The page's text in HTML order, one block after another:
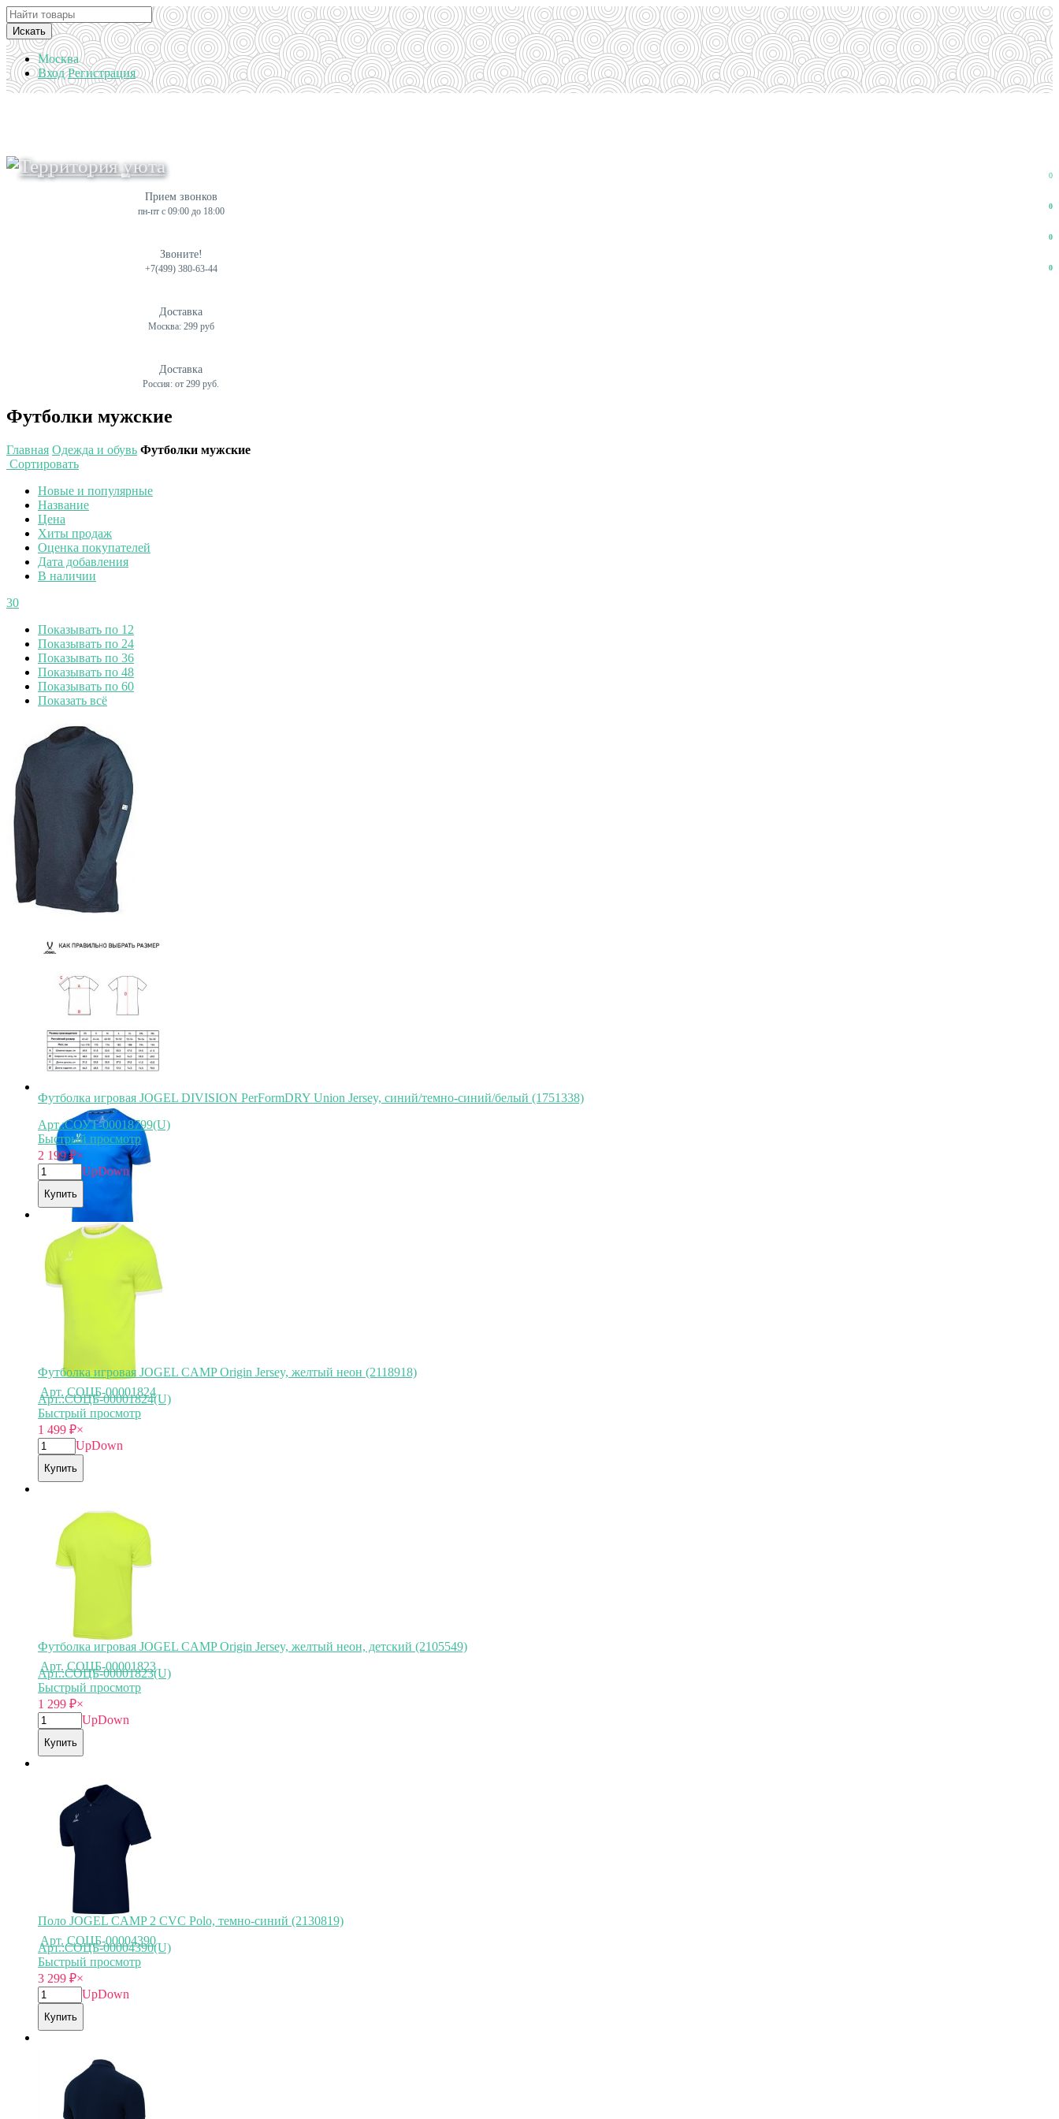
Искать
Москва
Вход Регистрация
0
0
0
0
Прием звонков
пн-пт с 09:00 до 18:00
Звоните!
+7(499) 380-63-44
Доставка
Москва: 299 руб
Доставка
Россия: от 299 руб.
Футболки мужские
Главная Одежда и обувь Футболки мужские
Сортировать
Новые и популярные
Название
Цена
Хиты продаж
Оценка покупателей
Дата добавления
В наличии
30
Показывать по 12
Показывать по 24
Показывать по 36
Показывать по 48
Показывать по 60
Показать всё
Арт. СОУТ-00018799
Футболка игровая JOGEL DIVISION PerFormDRY Union Jersey, синий/темно-синий/белый (1751338)
Арт.:СОУТ-00018799(U)
Быстрый просмотр
2 199₽×
UpDown
Купить
Арт. СОЦБ-00001824
Футболка игровая JOGEL CAMP Origin Jersey, желтый неон (2118918)
Арт.:СОЦБ-00001824(U)
Быстрый просмотр
1 499 ₽×
UpDown
Купить
Арт. СОЦБ-00001823
Футболка игровая JOGEL CAMP Origin Jersey, желтый неон, детский (2105549)
Арт.:СОЦБ-00001823(U)
Быстрый просмотр
1 299 ₽×
UpDown
Купить
Арт. СОЦБ-00004390
Поло JOGEL CAMP 2 CVC Polo, темно-синий (2130819)
Арт.:СОЦБ-00004390(U)
Быстрый просмотр
3 299 ₽×
UpDown
Купить